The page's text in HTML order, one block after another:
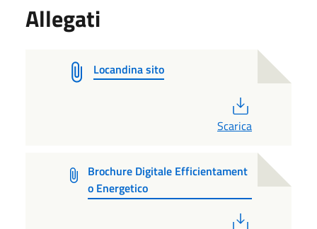
Allegati
Locandina sito
Scarica
Brochure Digitale Efficientament
o Energetico